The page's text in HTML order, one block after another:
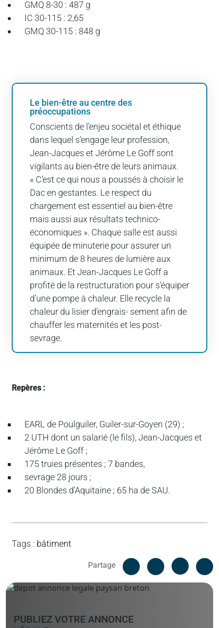
GMQ 8-30 : 487 g
IC 30-115 : 2,65
GMQ 30-115 : 848 g
Le bien-être au centre des
préoccupations
Conscients de l’enjeu sociétal et éthique
dans lequel s’engage leur profession,
Jean-Jacques et Jérôme Le Goff sont
vigilants au bien-être de leurs animaux.
« C’est ce qui nous a poussés à choisir le
Dac en gestantes. Le respect du
chargement est essentiel au bien-être
mais aussi aux résultats technico-
économiques ». Chaque salle est aussi
équipée de minuterie pour assurer un
minimum de 8 heures de lumière aux
animaux. Et Jean-Jacques Le Goff a
profité de la restructuration pour s’équiper
d’une pompe à chaleur. Elle recycle la
chaleur du lisier d’engrais- sement afin de
chauffer les maternités et les post-
sevrage.
Repères :
EARL de Poulguiler, Guiler-sur-Goyen (29) ;
2 UTH dont un salarié (le fils), Jean-Jacques et
Jérôme Le Goff ;
175 truies présentes ; 7 bandes,
sevrage 28 jours ;
20 Blondes d’Aquitaine ; 65 ha de SAU.
Tags : bâtiment
Partage
Facebook
Linked
PUBLIEZ VOTRE ANNONCE